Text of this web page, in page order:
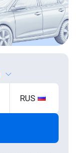
RUS